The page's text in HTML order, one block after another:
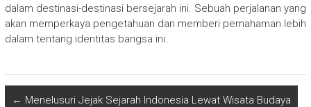
dalam destinasi-destinasi bersejarah ini. Sebuah perjalanan yang
akan memperkaya pengetahuan dan memberi pemahaman lebih
dalam tentang identitas bangsa ini.
← Menelusuri Jejak Sejarah Indonesia Lewat Wisata Budaya